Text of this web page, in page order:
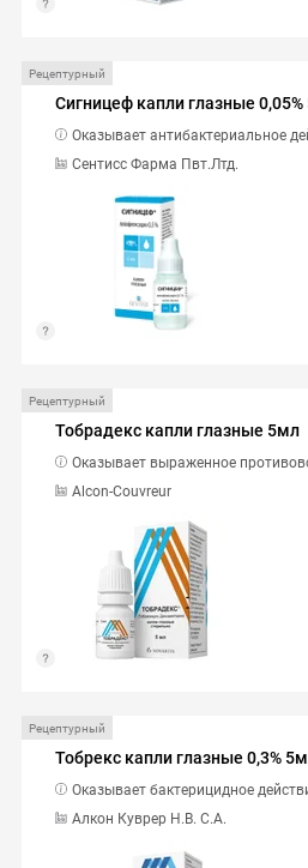
Рецептурный
Сигницеф капли глазные
Сентисс Фарма Пвт.Лтд.
Оказывает антибактериальное
Рецептурный
Тобрадекс капли глазные 5мл
Alcon-Couvreur
Оказывает выраженное
Рецептурный
Тобрекс капли глазные 0,3%
Алкон Куврер Н.В. С.А.
Оказывает бактерицидное